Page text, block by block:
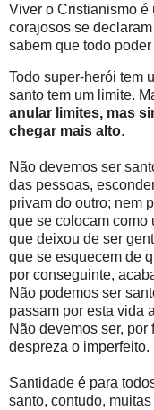
Viver o Cristianismo é
corajosos se
sabem que todo
Todo super-herói tem
santo tem um limite.
anular limites, mas
chegar mais alto.
Não devemos ser
das pessoas,
privam do outro; nem
que se colocam como
que deixou de ser
que se esquecem de
por conseguinte,
Não podemos ser
passam por esta vida
Não devemos ser,
despreza o imperfeito.
Santidade é para
santo, contudo,